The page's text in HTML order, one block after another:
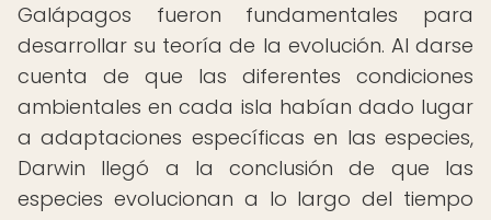
Galápagos fueron fundamentales para
desarrollar su teoría de la evolución. Al darse
cuenta de que las diferentes condiciones
ambientales en cada isla habían dado lugar
a adaptaciones específicas en las especies,
Darwin llegó a la conclusión de que las
especies evolucionan a lo largo del tiempo